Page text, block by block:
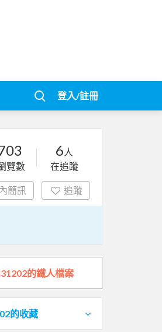
登入/註冊
覽數
6 人
在追蹤
簡訊 追蹤
的鐵人檔案
的收藏